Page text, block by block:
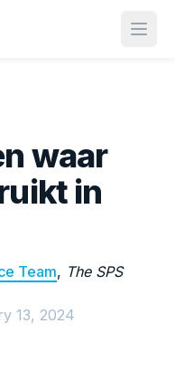
waar
in
Team, The SPS
13, 2024